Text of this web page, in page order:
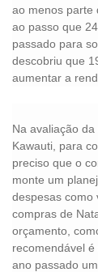
ao menos parte
ao passo que
passado para
descobriu que
aumentar a
Na avaliação
Kawauti, para
preciso que o
monte um
despesas como
compras de
orçamento,
recomendável
ano passado